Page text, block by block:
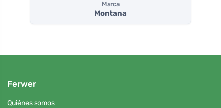
Marca
Montana
Ferwer
Quiénes somos